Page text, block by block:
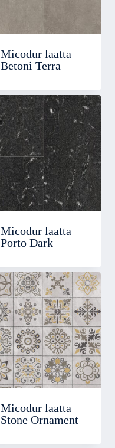
Micodur laatta
Betoni Terra
Micodur laatta
Porto Dark
Micodur laatta
Stone Ornament